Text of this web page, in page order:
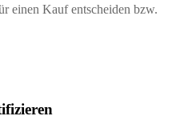
einen Kauf entscheiden bzw.